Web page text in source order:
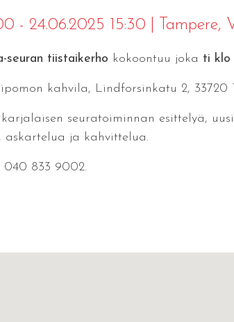
- 24.06.2025 15:30 Tampere,
seuran tiistaikerho kokoontuu joka ti klo
kahvila, Lindforsinkatu 2, 33720
seuratoiminnan esittelyä,
askartelua ja kahvittelua.
040 833 9002.